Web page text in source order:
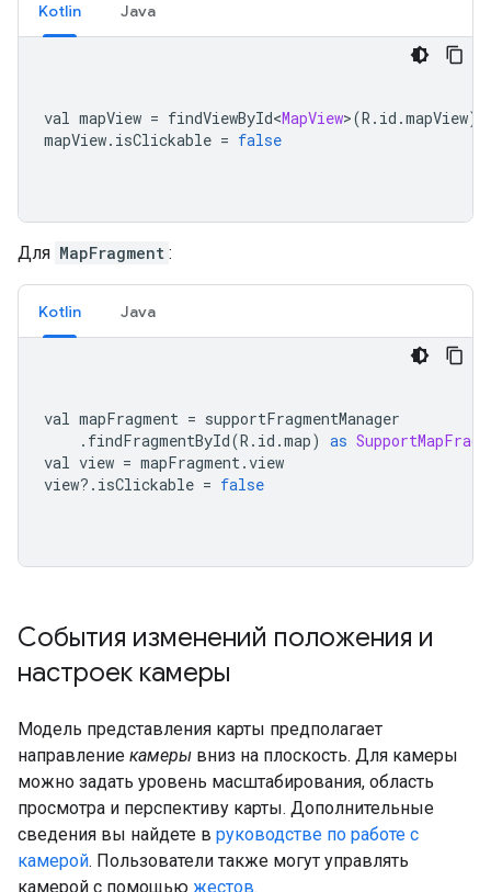
Kotlin Java
val mapView = findViewById<MapView>(R . id .mapView)
mapView. isClickable = false
Для MapFragment :
Kotlin Java
val mapFragment = supportFragmentManager
. findFragmentById(R . id .map) as
val view = mapFragment.view
view?. isClickable = false
События изменений положения и
настроек камеры
Модель представления карты предполагает
направление камеры вниз на плоскость. Для камеры
можно задать уровень масштабирования, область
просмотра и перспективу карты. Дополнительные
сведения вы найдете в руководстве по работе с
камерой. Пользователи также могут управлять
камерой с помощью жестов.